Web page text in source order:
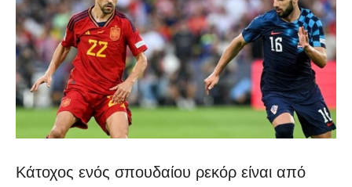
Κάτοχος ενός σπουδαίου ρεκόρ είναι από